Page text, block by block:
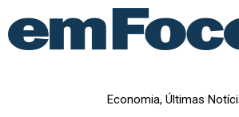
para
Economia, Últimas